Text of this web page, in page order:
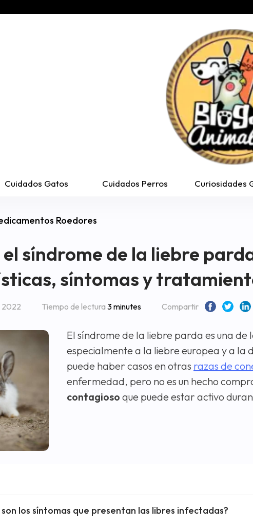
Cuidados Gatos Cuidados Perros Curiosidades
Roedores
el síndrome de la liebre
síntomas y
2022 Tiempo de lectura3 minutes Compartir
El síndrome de la liebre parda es una
especialmente a la liebre europea y a la
puede haber casos en otras razas de
enfermedad, pero no es un hecho
contagioso que puede estar activo
son los síntomas que presentan las libres infectadas?